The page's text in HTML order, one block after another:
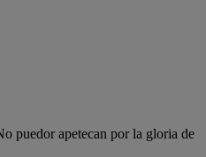
puedor apetecan por la gloria de